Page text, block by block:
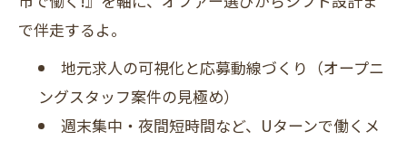
で伴走するよ。
地元求人の可視化と応募動線づくり（オープニ
ングスタッフ案件の見極め）
週末集中・夜間短時間など、Uターンで働くメ